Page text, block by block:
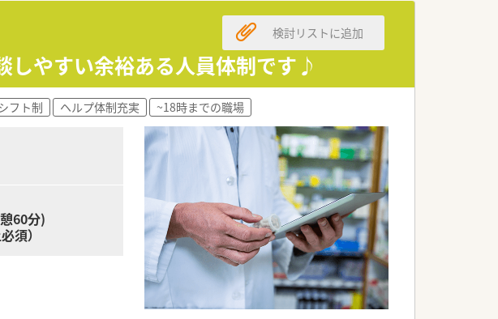
療サービスを提供しております。
寄り添う姿勢を大切にしています。
て勤務できるような法人体制です。
と確保したい方にオススメです。
の方にも非常にオススメな求人です。
に通勤したい方にピッタリです。
しやすい余裕ある人員体制です♪
検討リストに追加
フト制 ヘルプ体制充実 ~18時までの職場
60分)
須）